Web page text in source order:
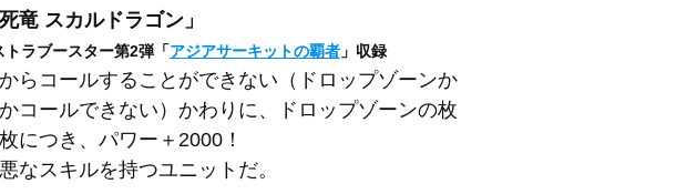
死竜 スカルドラゴン」
トラブースター第2弾「アジアサーキットの覇者」収録
らコールすることができない（ドロップゾーンか
コールできない）かわりに、ドロップゾーンの枚
につき、パワー＋2000！
なスキルを持つユニットだ。